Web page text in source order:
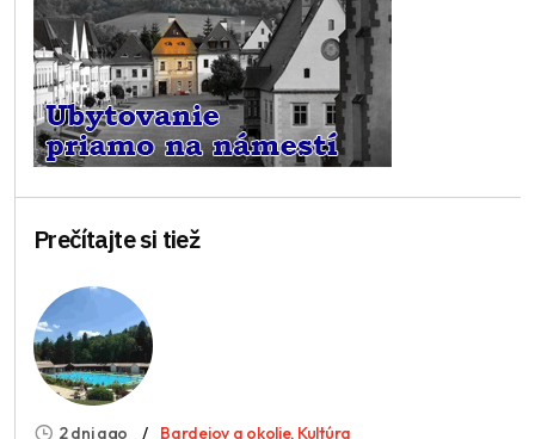
Prečítajte si tiež
2 dni ago Bardejov a okolie, Kultúra